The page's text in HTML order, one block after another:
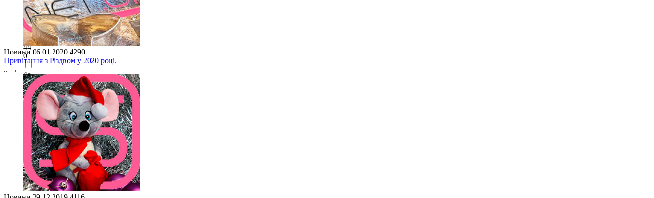
43
0
44
0
45
0
Новини 06.01.2020 4290
Привітання з Різдвом у 2020 році.
.. →